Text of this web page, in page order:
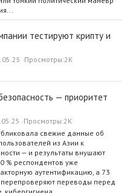
тестируют крипту и
Просмотры 2K
— приоритет
Просмотры 2K
свежие данные об
из Азии к
— и результаты внушают
% респондентов уже
аутентификацию, а 73
перепроверяют переводы перед